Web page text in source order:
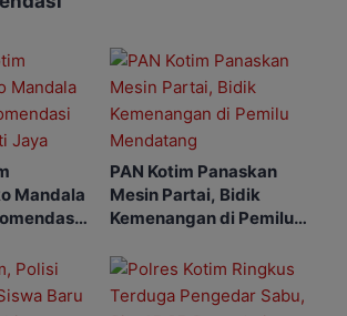
Mandala
PAN Kotim Panaskan
Mesin Partai, Bidik
Kemenangan di Pemilu